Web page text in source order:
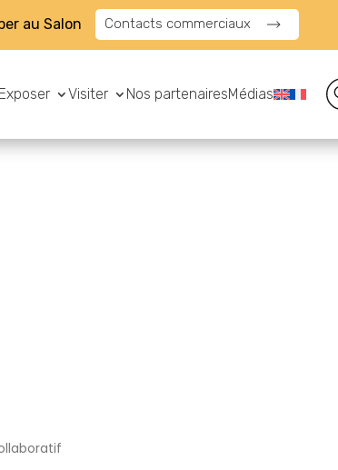
au Salon Contacts commerciaux
Exposer Visiter Nos partenairesMédias